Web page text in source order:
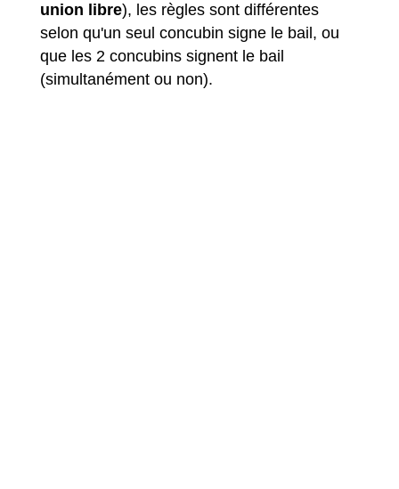
union libre), les règles sont différentes
selon qu'un seul concubin signe le bail, ou
que les 2 concubins signent le bail
(simultanément ou non).